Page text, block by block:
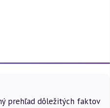
prehľad dôležitých faktov